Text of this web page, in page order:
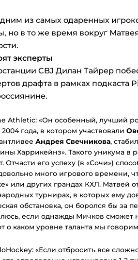
из самых одаренных
но в то же время вокруг
эксперты
CBJ Дилан Тайрер
драфта в рамках подкаста
Athletic: «Он особенный, лучший
года, в котором участвовали
Андрея Свечникова,
Харрикейнз». Такого уникума в
Отчасти его успеху (в «Сочи»)
много игрового времени,
или других грандах КХЛ. Матвей
турнирах, в которых ему
обстановка, он боролся бы за
если однажды Мичков сможет
о каком уровне таланта мы
«Если отбросить все